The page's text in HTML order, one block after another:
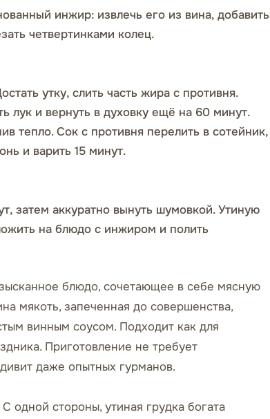
инжир: извлечь его из вина, добавить
четвертинками колец.
утку, слить часть жира с противня.
лук и вернуть в духовку ещё на 60 минут.
тепло. Сок с противня перелить в сотейник,
и варить 15 минут.
затем аккуратно вынуть шумовкой. Утиную
на блюдо с инжиром и полить
блюдо, сочетающее в себе мясную
мякоть, запеченная до совершенства,
винным соусом. Подходит как для
Приготовление не требует
даже опытных гурманов.
одной стороны, утиная грудка богата